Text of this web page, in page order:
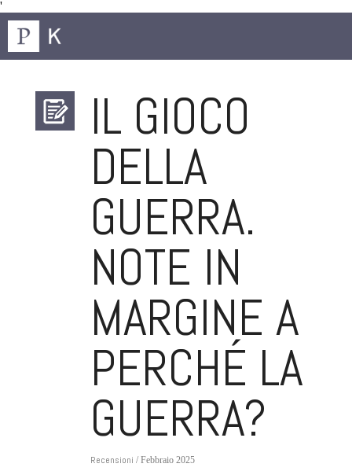
'
IL GIOCO
DELLA
GUERRA.
NOTE IN
MARGINE A
PERCHÉ LA
GUERRA?
Recensioni / Febbraio 2025